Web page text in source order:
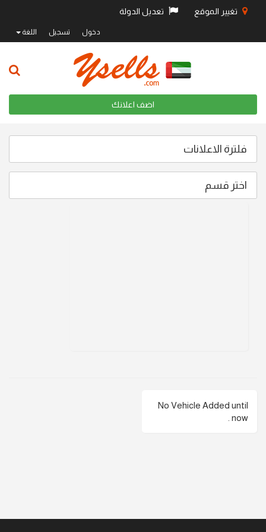
تغيير الموقع تعديل الدولة
دخول تسجيل اللغة
اضف اعلانك
فلترة الاعلانات
اختر قسم
No Vehicle Added until
now .